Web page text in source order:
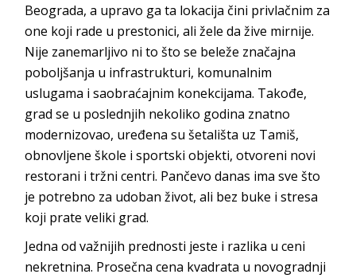
Beograda, a upravo ga ta lokacija čini privlačnim za
one koji rade u prestonici, ali žele da žive mirnije.
Nije zanemarljivo ni to što se beleže značajna
poboljšanja u infrastrukturi, komunalnim
uslugama i saobraćajnim konekcijama. Takođe,
grad se u poslednjih nekoliko godina znatno
modernizovao, uređena su šetališta uz Tamiš,
obnovljene škole i sportski objekti, otvoreni novi
restorani i tržni centri. Pančevo danas ima sve što
je potrebno za udoban život, ali bez buke i stresa
koji prate veliki grad.
Jedna od važnijih prednosti jeste i razlika u ceni
nekretnina. Prosečna cena kvadrata u novogradnji